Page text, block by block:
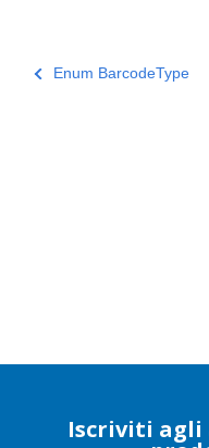
Enum BarcodeType
Iscriviti agli